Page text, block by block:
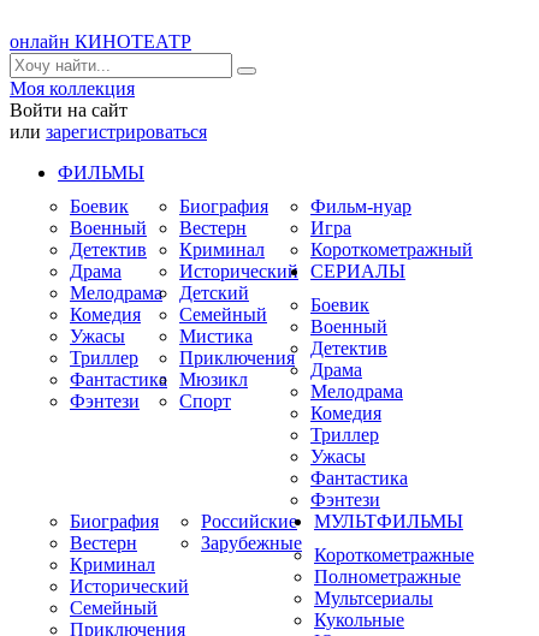
онлайн КИНОТЕАТР
Моя коллекция
Войти на сайт
или зарегистрироваться
ФИЛЬМЫ
Боевик
Военный
Детектив
Драма
Мелодрама
Комедия
Ужасы
Триллер
Фантастика
Фэнтези
Биография
Вестерн
Криминал
Исторический
Детский
Семейный
Мистика
Приключения
Мюзикл
Спорт
Фильм-нуар
Игра
Короткометражный
СЕРИАЛЫ
Боевик
Военный
Детектив
Драма
Мелодрама
Комедия
Триллер
Ужасы
Фантастика
Фэнтези
Биография
Вестерн
Криминал
Исторический
Семейный
Приключения
Российские
Зарубежные
МУЛЬТФИЛЬМЫ
Короткометражные
Полнометражные
Мультсериалы
Кукольные